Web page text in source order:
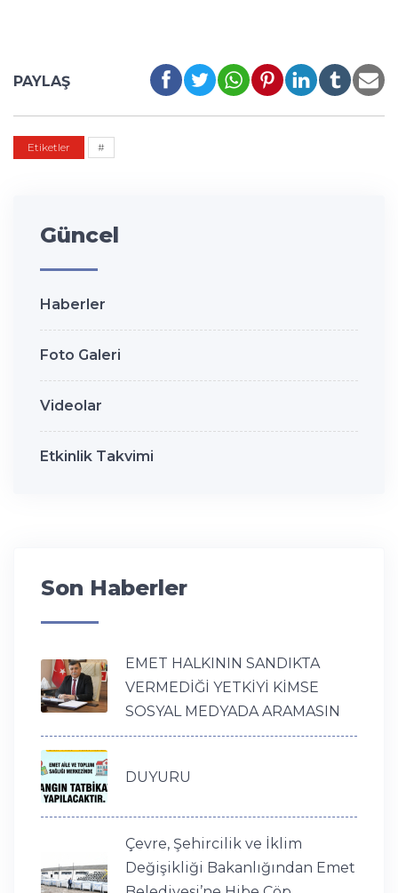
PAYLAŞ
Etiketler #
Güncel
Haberler
Foto Galeri
Videolar
Etkinlik Takvimi
Son Haberler
EMET HALKININ SANDIKTA
VERMEDİĞİ YETKİYİ KİMSE
SOSYAL MEDYADA ARAMASIN
DUYURU
Çevre, Şehircilik ve İklim
Değişikliği Bakanlığından Emet